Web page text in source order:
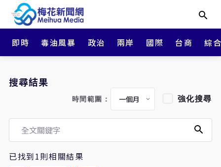
即時 毒油風暴 政治 兩岸 國際 台商 綜
搜尋結果
時間範圍： 強化搜尋
已找到1則相關結果